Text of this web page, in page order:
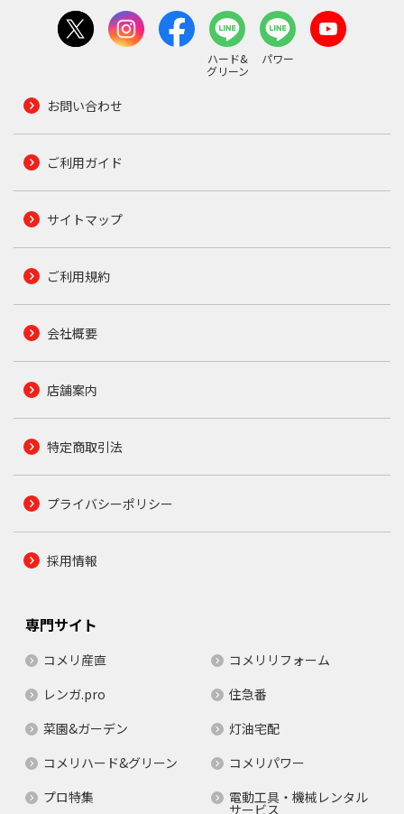
ハード&
グリーン
パワー
お問い合わせ
ご利用ガイド
サイトマップ
ご利用規約
会社概要
店舗案内
特定商取引法
プライバシーポリシー
採用情報
専門サイト
コメリ産直
コメリリフォーム
レンガ.pro
住急番
菜園&ガーデン
灯油宅配
コメリハード&グリーン
コメリパワー
プロ特集
電動工具・機械レンタル
サービス